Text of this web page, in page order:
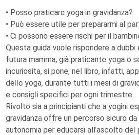
• Posso praticare yoga in gravidanza?
• Può essere utile per prepararmi al
• Ci possono essere rischi per il
Questa guida vuole rispondere a dubbi
futura mamma, già praticante yoga o
incuriosita, si pone; nel libro, infatti,
dello yoga, durante tutti i mesi di
e consigli specifici per ogni trimestre.
Rivolto sia a principianti che a yogini
gravidanza offre un percorso sicuro
autonomia per educarsi all'ascolto del